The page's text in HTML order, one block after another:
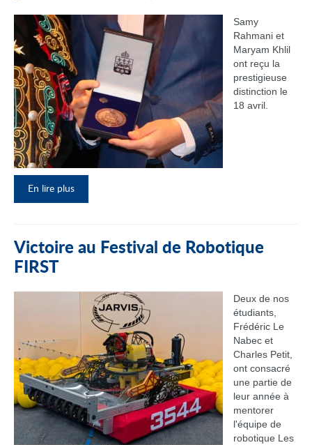
Samy
Rahmani et
Maryam Khlil
ont reçu la
prestigieuse
distinction le
18 avril.
En lire plus
Victoire au Festival de Robotique
FIRST
Deux de nos
étudiants,
Frédéric Le
Nabec et
Charles Petit,
ont consacré
une partie de
leur année à
mentorer
l'équipe de
robotique Les